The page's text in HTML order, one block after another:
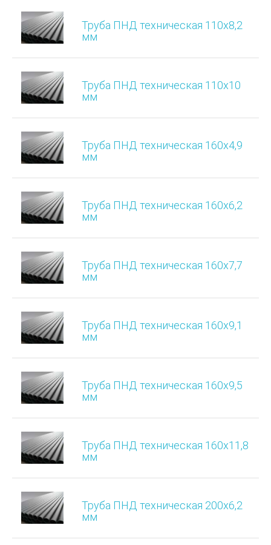
Труба ПНД техническая 110х8,2
мм
Труба ПНД техническая 110х10
мм
Труба ПНД техническая 160х4,9
мм
Труба ПНД техническая 160х6,2
мм
Труба ПНД техническая 160х7,7
мм
Труба ПНД техническая 160х9,1
мм
Труба ПНД техническая 160х9,5
мм
Труба ПНД техническая 160х11,8
мм
Труба ПНД техническая 200х6,2
мм